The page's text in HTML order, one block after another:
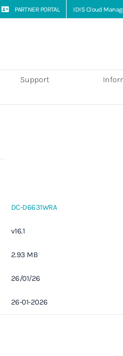
PARTNER PORTAL IDIS Cloud
Support
DC-D6631WRA
v16.1
2.93 MB
26/01/26
26-01-2026